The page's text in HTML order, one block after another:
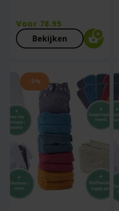
Voor 78.95
Bekijken
-5%